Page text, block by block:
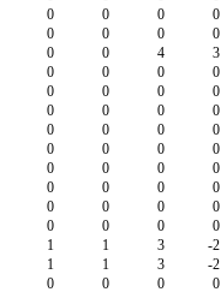
0 0 0 0
0 0 0 0
0 0 4 3
0 0 0 0
0 0 0 0
0 0 0 0
0 0 0 0
0 0 0 0
0 0 0 0
0 0 0 0
0 0 0 0
0 0 0 0
1 1 3 -2
1 1 3 -2
0 0 0 0